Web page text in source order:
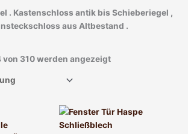
. Kastenschloss antik bis Schieberiegel ,
aus Altbestand .
von 310 werden angezeigt
Dieses
Produkt